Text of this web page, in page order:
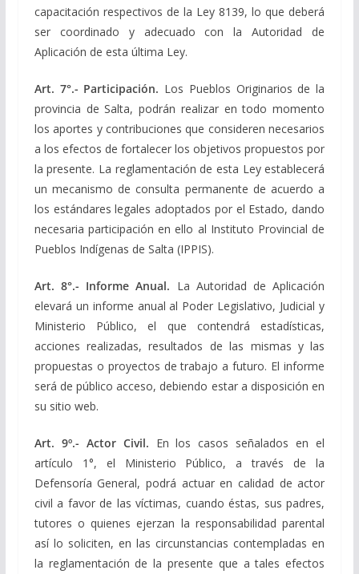
capacitación respectivos de la Ley 8139, lo que deberá
ser coordinado y adecuado con la Autoridad de
Aplicación de esta última Ley.
Art. 7°.- Participación. Los Pueblos Originarios de la
provincia de Salta, podrán realizar en todo momento
los aportes y contribuciones que consideren necesarios
a los efectos de fortalecer los objetivos propuestos por
la presente. La reglamentación de esta Ley establecerá
un mecanismo de consulta permanente de acuerdo a
los estándares legales adoptados por el Estado, dando
necesaria participación en ello al Instituto Provincial de
Pueblos Indígenas de Salta (IPPIS).
Art. 8°.- Informe Anual. La Autoridad de Aplicación
elevará un informe anual al Poder Legislativo, Judicial y
Ministerio Público, el que contendrá estadísticas,
acciones realizadas, resultados de las mismas y las
propuestas o proyectos de trabajo a futuro. El informe
será de público acceso, debiendo estar a disposición en
su sitio web.
Art. 9º.- Actor Civil. En los casos señalados en el
artículo 1°, el Ministerio Público, a través de la
Defensoría General, podrá actuar en calidad de actor
civil a favor de las víctimas, cuando éstas, sus padres,
tutores o quienes ejerzan la responsabilidad parental
así lo soliciten, en las circunstancias contempladas en
la reglamentación de la presente que a tales efectos